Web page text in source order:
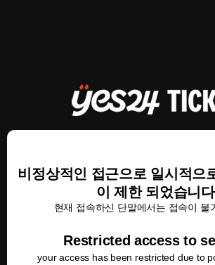
비정상적인 접근으로 일시적으
이 제한 되었습니
현재 접속하신 단말에서는 접속이 불
Restricted access to
your access has been restricted due to